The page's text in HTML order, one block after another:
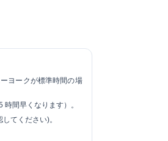
ヨークが標準時間の場
間早くなります）。
てください)。